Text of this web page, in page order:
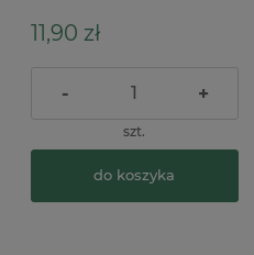
11,90 zł
- +
szt.
do koszyka